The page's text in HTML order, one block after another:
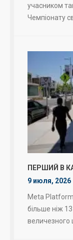
учасником
Чемпіонату
ПЕРШИЙ В
9 июля, 2026
Meta
більше ніж
величезного